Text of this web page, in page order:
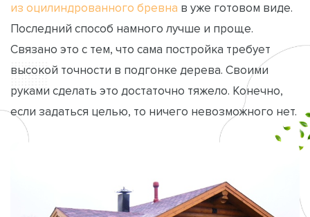
из оцилиндрованного бревна в уже готовом виде.
Последний способ намного лучше и проще.
Связано это с тем, что сама постройка требует
высокой точности в подгонке дерева. Своими
руками сделать это достаточно тяжело. Конечно,
если задаться целью, то ничего невозможного нет.